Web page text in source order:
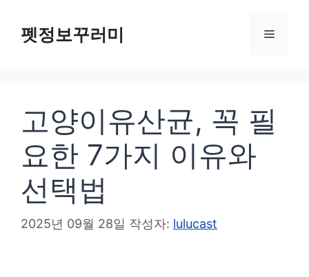
펫정보꾸러미 메
고양이유산균, 꼭 필
요한 7가지 이유와
선택법
2025년 09월 28일 작성자: lulucast